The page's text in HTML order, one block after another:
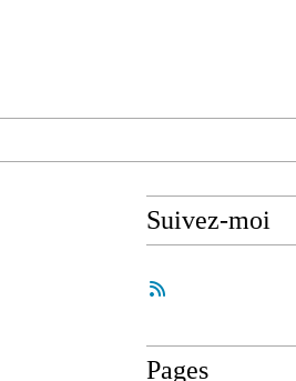
Suivez-moi
Pages